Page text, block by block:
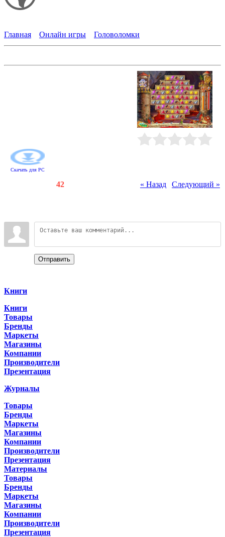
Главная
Онлайн игры Головоломки
Скачать для PC
« Назад Следующий »
42
Отправить
Книги
Книги
Товары
Бренды
Маркеты
Магазины
Компании
Производители
Презентация
Журналы
Товары
Бренды
Маркеты
Магазины
Компании
Производители
Презентация
Материалы
Товары
Бренды
Маркеты
Магазины
Компании
Производители
Презентация